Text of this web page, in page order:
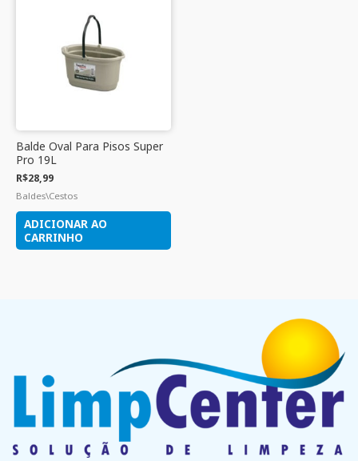
Balde Oval Para Pisos Super
Pro 19L
R$28,99
Baldes\Cestos
ADICIONAR AO
CARRINHO